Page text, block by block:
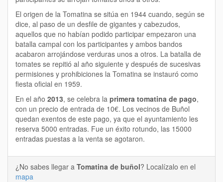
El origen de la Tomatina se sitúa en 1944 cuando, según se
dice, al paso de un desfile de gigantes y cabezudos,
aquellos que no habían podido participar empezaron una
batalla campal con los participantes y ambos bandos
acabaron arrojándose verduras unos a otros. La batalla de
tomates se repitió al año siguiente y después de sucesivas
permisiones y prohibiciones la Tomatina se instauró como
fiesta oficial en 1959.
En el año 2013, se celebra la primera tomatina de pago,
con un precio de entrada de 10€. Los vecinos de Buñol
quedan exentos de este pago, ya que el ayuntamiento les
reserva 5000 entradas. Fue un éxito rotundo, las 15000
entradas puestas a la venta se agotaron.
¿No sabes llegar a Tomatina de buñol? Localízalo en el
mapa